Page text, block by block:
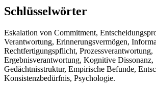
Schlüsselwörter
Eskalation von Commitment,
Verantwortung, Erinnerungsvermögen,
Rechtfertigungspflicht, Prozessverantwortung,
Ergebnisverantwortung, Kognitive Dissonanz,
Gedächtnisstruktur, Empirische Befunde,
Konsistenzbedürfnis, Psychologie.